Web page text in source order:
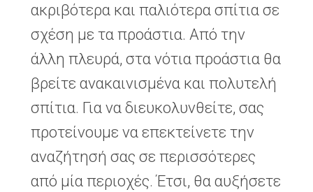
ακριβότερα και παλιότερα σπίτια σε
σχέση με τα προάστια. Από την
άλλη πλευρά, στα νότια προάστια θα
βρείτε ανακαινισμένα και πολυτελή
σπίτια. Για να διευκολυνθείτε, σας
προτείνουμε να επεκτείνετε την
αναζήτησή σας σε περισσότερες
από μία περιοχές. Έτσι, θα αυξήσετε